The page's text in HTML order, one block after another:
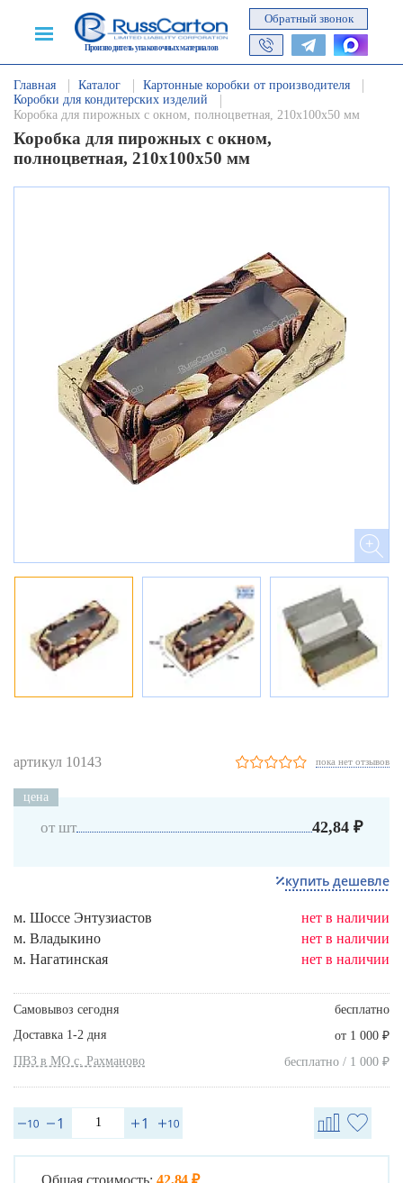
Производитель упаковочных материалов
Обратный звонок
Главная Каталог
Картонные коробки от производителя
Коробки для кондитерских изделий
Коробка для пирожных с окном, полноцветная, 210х100х50 мм
Коробка для пирожных с окном,
полноцветная, 210х100х50 мм
артикул 10143 пока нет отзывов
цена
от шт 42,84 ₽
купить дешевле
м. Шоссе Энтузиастов
нет в наличии
м. Владыкино
нет в наличии
м. Нагатинская
нет в наличии
Самовывоз сегодня
бесплатно
Доставка 1-2 дня
от 1 000 ₽
ПВЗ в МО с. Рахманово бесплатно / 1 000 ₽
Общая стоимость: 42,84 ₽